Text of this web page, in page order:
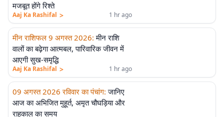
मजबूत होंगे रिश्ते
Aaj Ka Rashifal > 1 hr ago
मीन राशिफल 9 अगस्त 2026: मीन राशि
वालों का बढ़ेगा आत्मबल, पारिवारिक जीवन में
आएगी सुख-समृद्धि
Aaj Ka Rashifal > 1 hr ago
09 अगस्त 2026 रविवार का पंचांग: जानिए
आज का अभिजित मुहूर्त, अमृत चौघड़िया और
राहुकाल का समय